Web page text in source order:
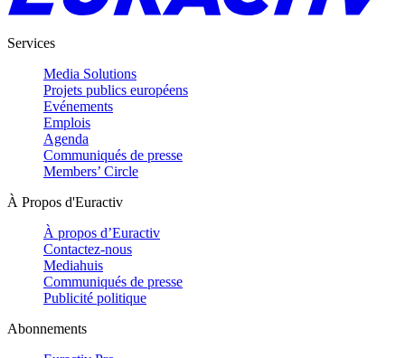
Services
Media Solutions
Projets publics européens
Evénements
Emplois
Agenda
Communiqués de presse
Members’ Circle
À Propos d'Euractiv
À propos d’Euractiv
Contactez-nous
Mediahuis
Communiqués de presse
Publicité politique
Abonnements